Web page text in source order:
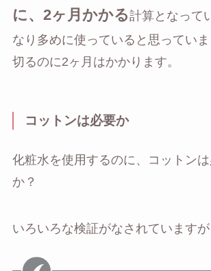
に、2ヶ月かかる計算となって
なり多めに使っていると思ってい
切るのに2ヶ月はかかります。
コットンは必要か
化粧水を使用するのに、コットン
か？
いろいろな検証がなされていますが